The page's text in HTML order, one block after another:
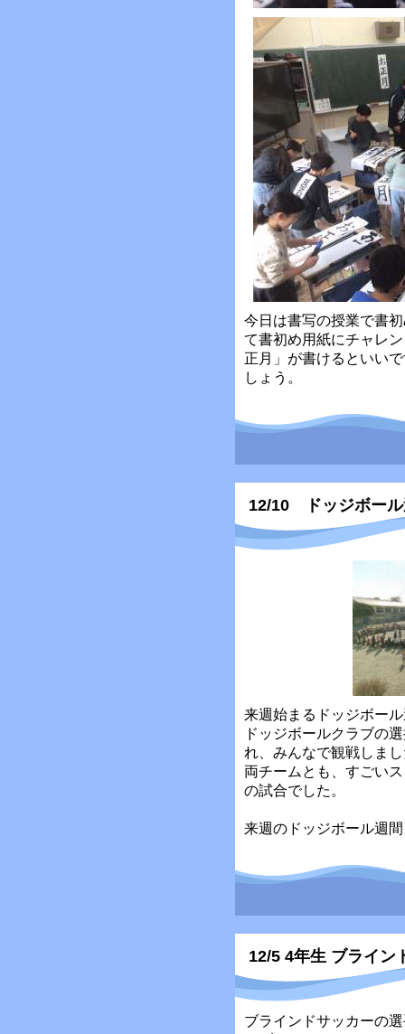
今日は書写の授業で書
て書初め用紙にチャレ
正月」が書けるといい
しょう。
12/10 ドッジボール
来週始まるドッジボー
ドッジボールクラブの
れ、みんなで観戦しま
両チームとも、すごい
の試合でした。
来週のドッジボール週
12/5 4年生 ブライン
ブラインドサッカーの